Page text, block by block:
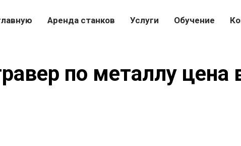
Аренда станков Услуги Обучение
по металлу цена